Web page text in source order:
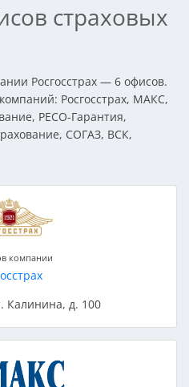
страховых
Росгосстрах — 6 офисов.
Росгосстрах, МАКС,
РЕСО-Гарантия,
СОГАЗ, ВСК,
компании
Калинина, д. 100